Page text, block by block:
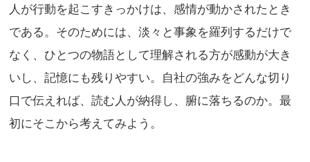
人が行動を起こすきっかけは、感情が動かされたとき
である。そのためには、淡々と事象を羅列するだけで
なく、ひとつの物語として理解される方が感動が大き
いし、記憶にも残りやすい。自社の強みをどんな切り
口で伝えれば、読む人が納得し、腑に落ちるのか。最
初にそこから考えてみよう。